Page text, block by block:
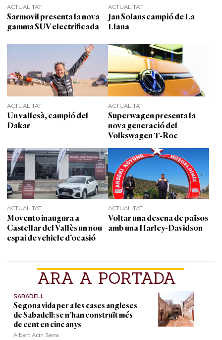
ARA A PORTADA
SABADELL
Segona vida per a les cases angleses
de Sabadell: se n'han construït més
de cent en cinc anys
Albert Acín Serra
ACTUALITAT
Sarmovil presenta la nova
gamma SUV electrificada
ACTUALITAT
Jan Solans campió de La
Llana
ACTUALITAT
Un vallesà, campió del
Dakar
ACTUALITAT
Superwagen presenta la
nova generació del
Volkswagen T-Roc
ACTUALITAT
Movento inaugura a
Castellar del Vallès un nou
espai de vehicle d’ocasió
ACTUALITAT
Voltar una desena de països
amb una Harley-Davidson